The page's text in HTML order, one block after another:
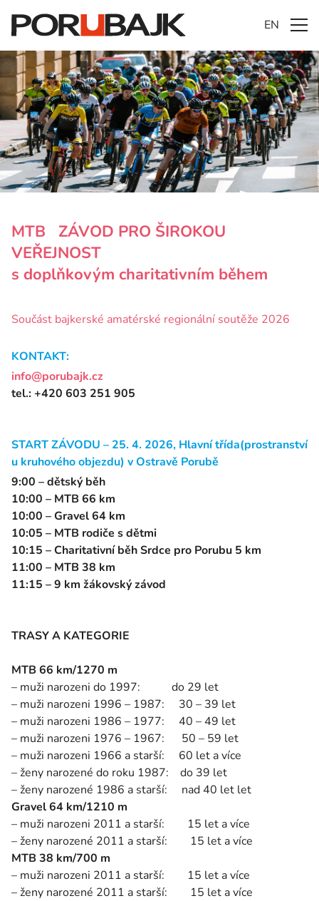
EN
MTB ZÁVOD PRO ŠIROKOU
VEŘEJNOST
s doplňkovým charitativním během
Součást bajkerské amatérské regionální soutěže 2026
KONTAKT:
info@porubajk.cz
tel.: +420 603 251 905
START ZÁVODU – 25. 4. 2026, Hlavní třída(prostranství
u kruhového objezdu) v Ostravě Porubě
9:00 – dětský běh
10:00 – MTB 66 km
10:00 – Gravel 64 km
10:05 – MTB rodiče s dětmi
10:15 – Charitativní běh Srdce pro Porubu 5 km
11:00 – MTB 38 km
11:15 – 9 km žákovský závod
TRASY A KATEGORIE
MTB 66 km/1270 m
– muži narozeni do 1997: do 29 let
– muži narozeni 1996 – 1987: 30 – 39 let
– muži narozeni 1986 – 1977: 40 – 49 let
– muži narozeni 1976 – 1967: 50 – 59 let
– muži narozeni 1966 a starší: 60 let a více
– ženy narozené do roku 1987: do 39 let
– ženy narozené 1986 a starší: nad 40 let let
Gravel 64 km/1210 m
– muži narozeni 2011 a starší: 15 let a více
– ženy narozené 2011 a starší: 15 let a více
MTB 38 km/700 m
– muži narozeni 2011 a starší: 15 let a více
– ženy narozené 2011 a starší: 15 let a více